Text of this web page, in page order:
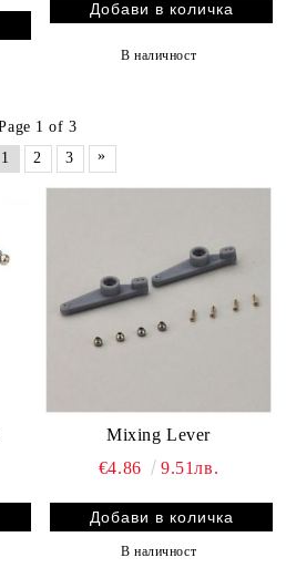
В наличност
1 of 3
1 2 3 »
Mixing Lever
€4.86
9.51лв.
В наличност